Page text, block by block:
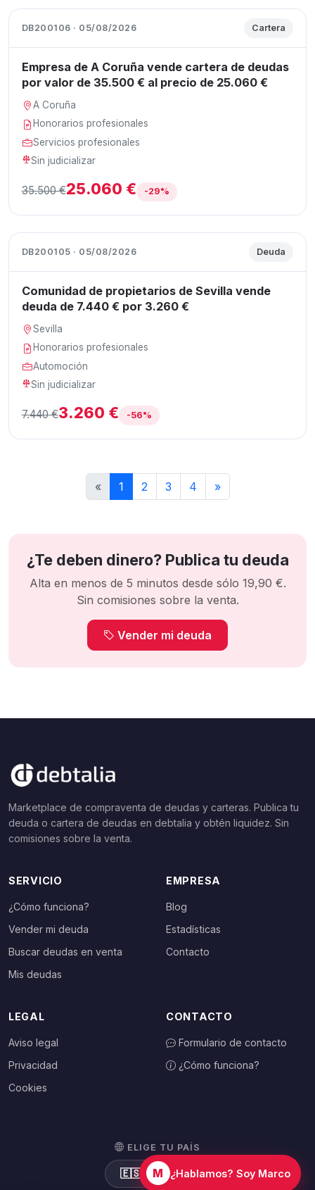
DB200106 · 05/08/2026 Cartera
Empresa de A Coruña vende cartera de deudas
por valor de 35.500 € al precio de 25.060 €
A Coruña
Honorarios profesionales
Servicios profesionales
Sin judicializar
35.500 €25.060 € -29%
DB200105 · 05/08/2026 Deuda
Comunidad de propietarios de Sevilla vende
deuda de 7.440 € por 3.260 €
Sevilla
Honorarios profesionales
Automoción
Sin judicializar
7.440 €3.260 € -56%
« 1 2 3 4 »
¿Te deben dinero? Publica tu deuda
Alta en menos de 5 minutos desde sólo 19,90 €.
Sin comisiones sobre la venta.
Vender mi deuda
Marketplace de compraventa de deudas y carteras. Publica tu
deuda o cartera de deudas en debtalia y obtén liquidez. Sin
comisiones sobre la venta.
SERVICIO
¿Cómo funciona?
Vender mi deuda
Buscar deudas en venta
Mis deudas
EMPRESA
Blog
Estadísticas
Contacto
LEGAL
Aviso legal
Privacidad
Cookies
CONTACTO
Formulario de contacto
¿Cómo funciona?
ELIGE TU PAÍS
🇪🇸 España
M ¿Hablamos? Soy Marco